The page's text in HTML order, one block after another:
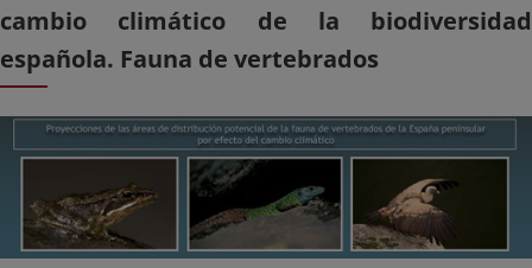
cambio climático de la biodiversidad
española. Fauna de vertebrados